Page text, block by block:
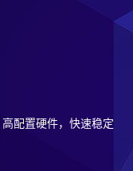
配置硬件，快速稳定